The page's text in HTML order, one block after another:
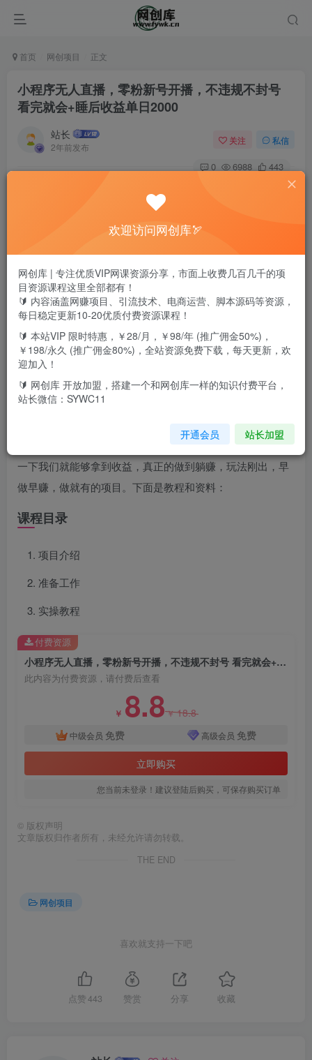
首页 网创项目 正文
小程序无人直播，零粉新号开播，不违规不封号
看完就会+睡后收益单日2000
站长
2年前发布
关注 私信
0 6988 443
项目介绍
今天给大家带来的项目是【小程序wu、人直播，睡后收益单
日2000+ 零粉新号开播，不违规不封号 看完就会】。简单来
说就是通过动感的音乐加上吸引人的图片进行轮播，纯挂
播，不需要真人讲解喝看守，长期稳定，并且零粉丝就可以
开播，不需要1000粉丝，用户无需下载，只要在直播间点击
一下我们就能够拿到收益，真正的做到躺赚，玩法刚出，早
做早赚，做就有的项目。下面是教程和资料：
课程目录
项目介绍
准备工作
实操教程
小程序无人直播，零粉新号开播，不违规不封号 看完就会+睡后收益单日2000
此内容为付费资源，请付费后查看
￥ 8.8￥18.8
中级会员 免费 高级会员 免费
立即购买
您当前未登录！建议登陆后购买，可保存购买订单
付费资源
© 版权声明
文章版权归作者所有，未经允许请勿转载。
THE END
网创项目
喜欢就支持一下吧
点赞 443 赞赏 分享 收藏
欢迎访问网创库🏹
网创库 | 专注优质VIP网课资源分享，市面上收费几百几千的项
目资源课程这里全部都有！
🔰 内容涵盖网赚项目、引流技术、电商运营、脚本源码等资源，
每日稳定更新10-20优质付费资源课程！
🔰 本站VIP 限时特惠，￥28/月，￥98/年 (推广佣金50%)，
￥198/永久 (推广佣金80%)，全站资源免费下载，每天更新，欢
迎加入！
🔰 网创库 开放加盟，搭建一个和网创库一样的知识付费平台，
站长微信：SYWC11
开通会员 站长加盟